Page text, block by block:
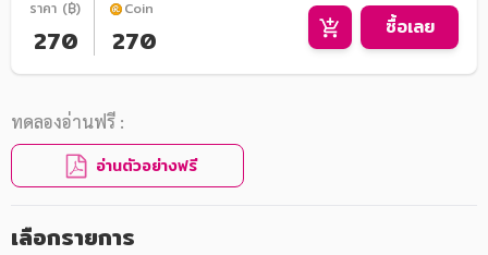
ราคา (฿)
270
Coin
270 ซื้อเลย
ทดลองอ่านฟรี :
อ่านตัวอย่างฟรี
เลือกรายการ